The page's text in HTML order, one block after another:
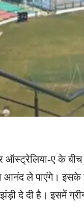
ए के बीच
ले पाएंगे। इसके
दे दी है। इसमें